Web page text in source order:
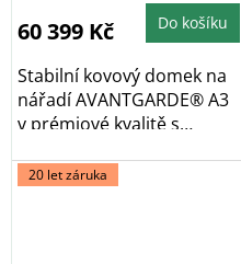
60 399 Kč Do košíku
Stabilní kovový domek na
nářadí AVANTGARDE® A3
v prémiové kvalitě s
20 let záruka